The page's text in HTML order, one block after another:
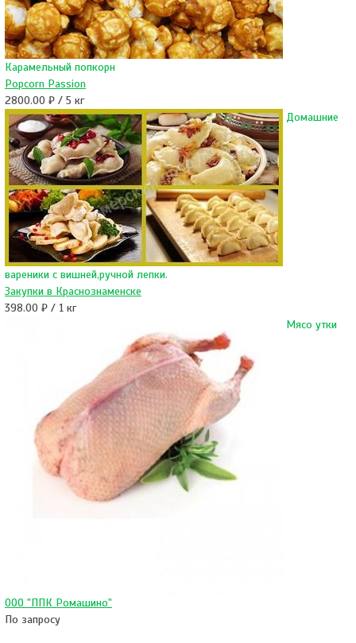
Карамельный попкорн
Popcorn Passion
2800.00 ₽ / 5 кг
Домашние
вареники с вишней,ручной лепки.
Закупки в Краснознаменске
398.00 ₽ / 1 кг
Мясо утки
ООО "ППК Ромашино"
По запросу